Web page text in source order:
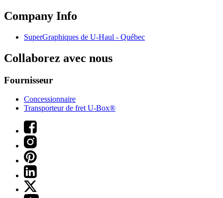
Company Info
SuperGraphiques de U-Haul - Québec
Collaborez avec nous
Fournisseur
Concessionnaire
Transporteur de fret U-Box®